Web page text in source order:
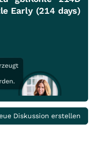
Early (214 days)
Diskussion erstellen